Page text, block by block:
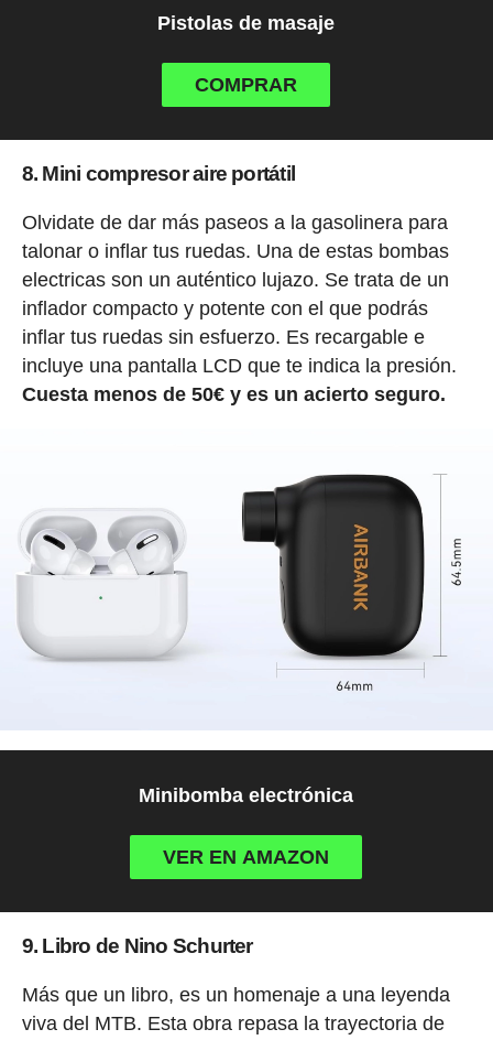
Pistolas de masaje
COMPRAR
8. Mini compresor aire portátil
Olvidate de dar más paseos a la gasolinera para
talonar o inflar tus ruedas. Una de estas bombas
electricas son un auténtico lujazo. Se trata de un
inflador compacto y potente con el que podrás
inflar tus ruedas sin esfuerzo. Es recargable e
incluye una pantalla LCD que te indica la presión.
Cuesta menos de 50€ y es un acierto seguro.
Minibomba electrónica
VER EN AMAZON
9. Libro de Nino Schurter
Más que un libro, es un homenaje a una leyenda
viva del MTB. Esta obra repasa la trayectoria de